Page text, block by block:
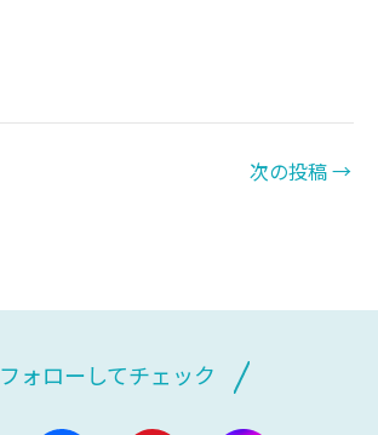
次の投稿→
フォローしてチェック